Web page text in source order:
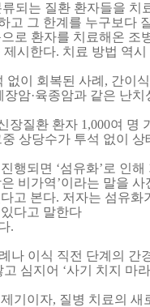
되는 질환 환자들을 치
고 그 한계를 누구보다
로 환자를 치료해온 조
제시한다. 치료 방법 역
없이 회복된 사례 , 간이
장암·육종암과 같은 난치
장질환 환자1,000여 명
상당수가 투석 없이
행되면 ‘섬유화’ 로 인해
비가역’이라는 말을 사
고 본다. 저자는 섬유화
다고 말한다
.
나 이식 직전 단계의 간
심지어 ‘사기 치지 마
기이자, 질병 치료의 새